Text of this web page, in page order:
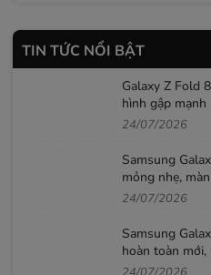
TIN TỨC NỔI BẬT
Galaxy Z Fold
hình gập
52,99 triệu đồng
24/07/2026
Samsung
mỏng nhẹ,
minh hơn
24/07/2026
Samsung
hoàn toàn